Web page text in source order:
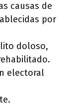
causas de
por
doloso,
electoral